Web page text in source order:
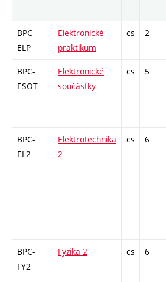
BPC-
ELP
Elektronické
praktikum
cs 2
BPC-
ESOT
Elektronické
součástky
cs 5
BPC-
EL2
Elektrotechnika
2
cs 6
BPC-
FY2
Fyzika 2 cs 6